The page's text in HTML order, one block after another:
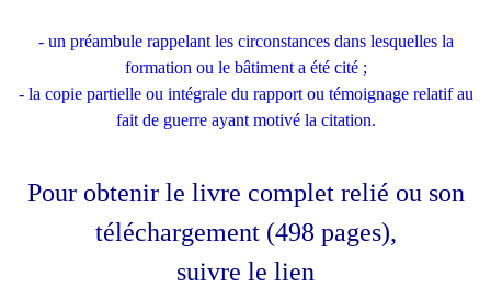
- un préambule rappelant les circonstances dans lesquelles la
formation ou le bâtiment a été cité ;
- la copie partielle ou intégrale du rapport ou témoignage relatif au
fait de guerre ayant motivé la citation.
Pour obtenir le livre complet relié ou son
téléchargement (498 pages),
suivre le lien